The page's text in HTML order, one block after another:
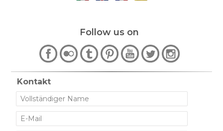
Follow us on
Kontakt